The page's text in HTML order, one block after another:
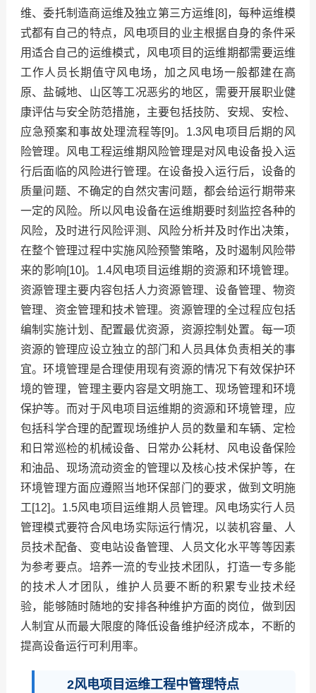
维、委托制造商运维及独立第三方运维[8]，每种运维模
式都有自己的特点，风电项目的业主根据自身的条件采
用适合自己的运维模式，风电项目的运维期都需要运维
工作人员长期值守风电场，加之风电场一般都建在高
原、盐碱地、山区等工况恶劣的地区，需要开展职业健
康评估与安全防范措施，主要包括技防、安规、安检、
应急预案和事故处理流程等[9]。1.3风电项目后期的风
险管理。风电工程运维期风险管理是对风电设备投入运
行后面临的风险进行管理。在设备投入运行后，设备的
质量问题、不确定的自然灾害问题，都会给运行期带来
一定的风险。所以风电设备在运维期要时刻监控各种的
风险，及时进行风险评测、风险分析并及时作出决策，
在整个管理过程中实施风险预警策略，及时遏制风险带
来的影响[10]。1.4风电项目运维期的资源和环境管理。
资源管理主要内容包括人力资源管理、设备管理、物资
管理、资金管理和技术管理。资源管理的全过程应包括
编制实施计划、配置最优资源，资源控制处置。每一项
资源的管理应设立独立的部门和人员具体负责相关的事
宜。环境管理是合理使用现有资源的情况下有效保护环
境的管理，管理主要内容是文明施工、现场管理和环境
保护等。而对于风电项目运维期的资源和环境管理，应
包括科学合理的配置现场维护人员的数量和车辆、定检
和日常巡检的机械设备、日常办公耗材、风电设备保险
和油品、现场流动资金的管理以及核心技术保护等，在
环境管理方面应遵照当地环保部门的要求，做到文明施
工[12]。1.5风电项目运维期人员管理。风电场实行人员
管理模式要符合风电场实际运行情况，以装机容量、人
员技术配备、变电站设备管理、人员文化水平等等因素
为参考要点。培养一流的专业技术团队，打造一专多能
的技术人才团队，维护人员要不断的积累专业技术经
验，能够随时随地的安排各种维护方面的岗位，做到因
人制宜从而最大限度的降低设备维护经济成本，不断的
提高设备运行可利用率。
2风电项目运维工程中管理特点